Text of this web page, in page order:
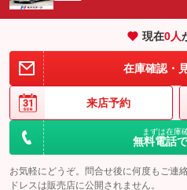
：装備なし
現在0人
在庫確認・
来店予約
まずは在庫
無料電話
お気軽にどうぞ。問合せ後に何度もご連
ドレスは販売店に公開されません。